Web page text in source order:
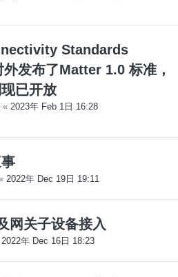
Standards
发布了Matter 1.0 标准，
已开放
« 2023年 Feb 1日 16:28
2022年 Dec 19日 19:11
网关子设备接入
2022年 Dec 16日 18:23